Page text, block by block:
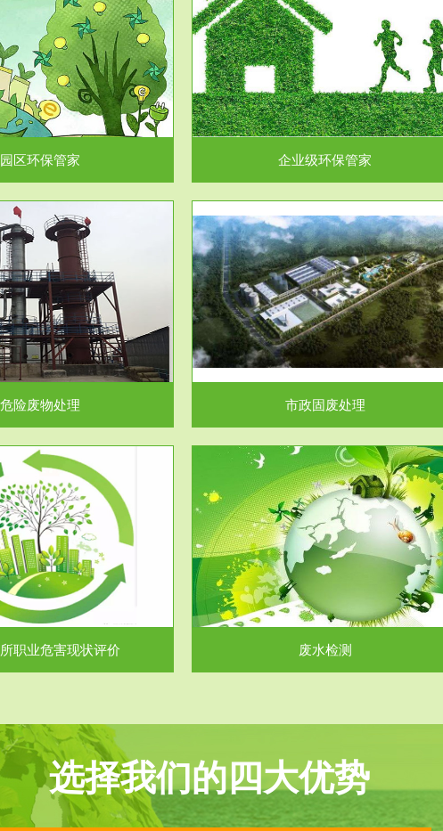
园区环保管家
服务范围
企业级环保管家
企业环保执法情况的一个重要依
，其必要性及合规性...
企业级环保管家
服务范围
固体危险废物处理
固体废物解释：固体废物是指人们在生产
日常生活和其他活动中...
危险废物处理
服务范围
市政固废处理
技所从事的市政废物处理业务包
市政废物的处理处...
市政固废处理
服务范围
工作场所职业危害因素检测与评价...
【检测评价意义】：全面了解工作场所职
害因素分布与浓（强）度...
职业危害现状评价
服务范围
废水检测
主要是对企业工厂在生产工艺过程
排出的废水、污水...
废水检测
服务范围
废气测试
检测范围工业废气检测包括有机废气和无
气。有机废气主要包括...
选择我们的四大优势